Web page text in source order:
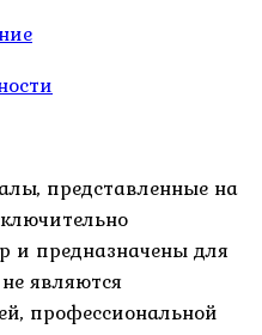
представленные на
и предназначены для
являются
профессиональной